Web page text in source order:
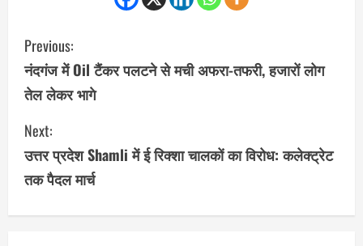
C
o
n
t
i
n
Previous:
नंदगंज में Oil टैंकर पलटने से मची अफरा-तफरी, हजारों लोग
तेल लेकर भागे
Next:
उत्तर प्रदेश Shamli में ई रिक्शा चालकों का विरोध: कलेक्ट्रेट
तक पैदल मार्च